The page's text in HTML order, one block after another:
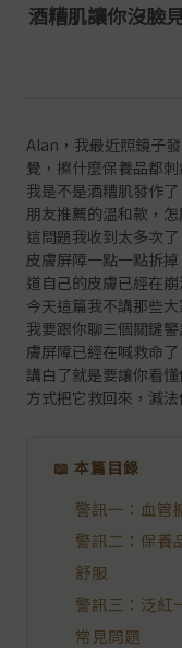
酒糟肌讓你沒臉
Alan，我最近照鏡子
覺，擦什麼保養品都
我是不是酒糟肌發作
朋友推薦的溫和款，怎
這問題我收到太多次
皮膚屏障一點一點拆
道自己的皮膚已經在
今天這篇我不講那些
我要跟你聊三個關鍵
膚屏障已經在喊救命了
講白了就是要讓你看
方式把它救回來，減
📖 本篇目錄
警訊一：血管
警訊二：保養
舒服
警訊三：泛紅
常見問題